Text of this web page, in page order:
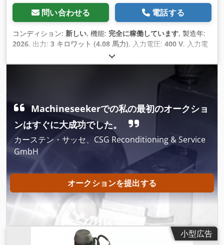
問い合わせる 電話する
コンディション: 新しい, 機能: 完全に稼働しています, 製造年:
2026, 出力: 3 キロワット (4.08 馬力), 入力電圧: 400 V, 入力電
, 後進速度:
1,150 mm, 全幅:850 mm, 全高:1,800 mm,
Machineseekerでの私の最初のオークショ
ンはすぐに大成功でした。
カーステン・サッセ、CSG Reconditioning & Service
GmbH
オークションを提出する
小型広告